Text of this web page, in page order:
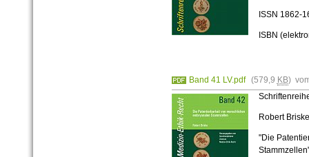
ISSN 1862-
ISBN
Band 41 LV.pdf (579,9 KB)
Robert Briske
"Die